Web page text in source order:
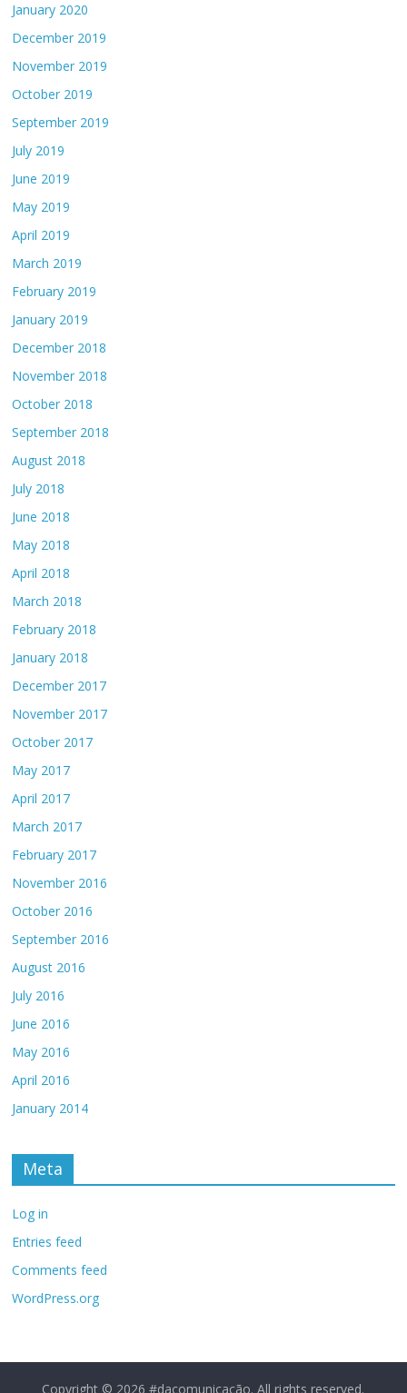
January 2020
December 2019
November 2019
October 2019
September 2019
July 2019
June 2019
May 2019
April 2019
March 2019
February 2019
January 2019
December 2018
November 2018
October 2018
September 2018
August 2018
July 2018
June 2018
May 2018
April 2018
March 2018
February 2018
January 2018
December 2017
November 2017
October 2017
May 2017
April 2017
March 2017
February 2017
November 2016
October 2016
September 2016
August 2016
July 2016
June 2016
May 2016
April 2016
January 2014
Meta
Log in
Entries feed
Comments feed
WordPress.org
Copyright © 2026#dacomunicação. All rights reserved.